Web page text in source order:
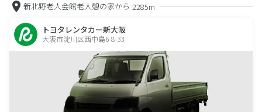
新北野老人会館老人憩の家から 2285m
トヨタレンタカー新大阪
大阪市淀川区西中島6-8-33